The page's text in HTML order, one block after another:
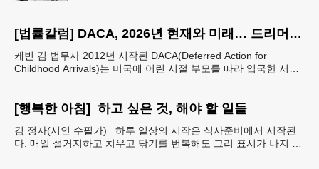
[법률칼럼] DACA, 2026년 현재와 미래… 드리머들의 선택은 무엇인가
케빈 김 법무사 2012년 시작된 DACA(Deferred Action for
Childhood Arrivals)는 미국에 어린 시절 부모를 따라 입국한 서류
[행복한 아침] 하고 싶은 것, 해야 할 일들
김 정자(시인 수필가) 하루 일상의 시작은 식사준비에서 시작된
다. 매일 설거지하고 치우고 닦기를 번복해도 그리 표시가 나지 않